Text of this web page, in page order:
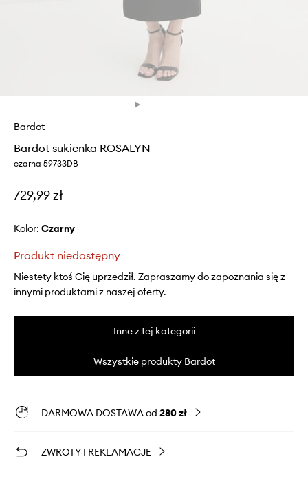
Bardot
Bardot sukienka ROSALYN
czarna 59733DB
729,99 zł
Kolor: czarny
Produkt niedostępny
Niestety ktoś Cię uprzedził. Zapraszamy do zapoznania się z
innymi produktami z naszej oferty.
Inne z tej kategorii
Wszystkie produkty Bardot
DARMOWA DOSTAWA od 280 zł
ZWROTY I REKLAMACJE